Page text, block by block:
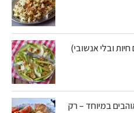
ובלי אנשובי)
במיוחד – רק